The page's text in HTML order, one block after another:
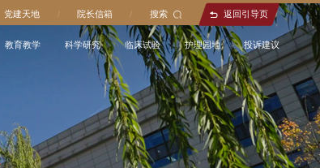
党建天地 / 院长信箱 / 搜索 返回引导页
教育教学 科学研究 临床试验 护理园地 投诉建议